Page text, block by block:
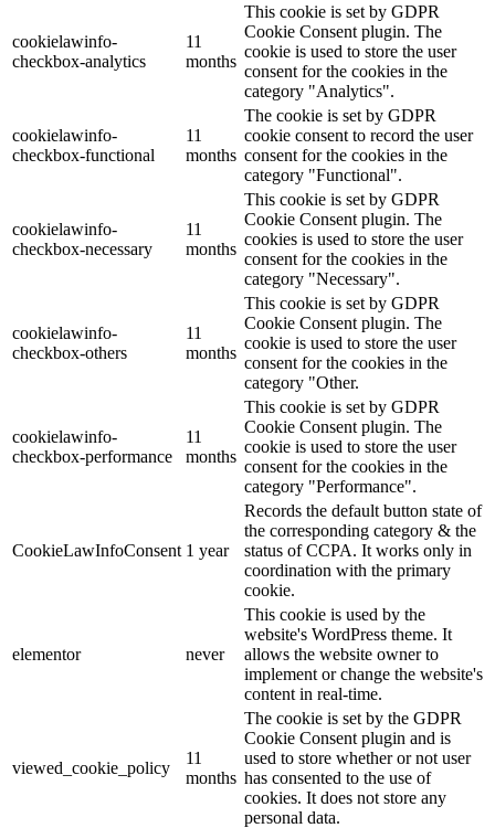
cookielawinfo-
checkbox-analytics
11
months
This cookie is set by GDPR
Cookie Consent plugin. The
cookie is used to store the user
consent for the cookies in the
category "Analytics".
cookielawinfo-
checkbox-functional
11
months
The cookie is set by GDPR
cookie consent to record the user
consent for the cookies in the
category "Functional".
cookielawinfo-
checkbox-necessary
11
months
This cookie is set by GDPR
Cookie Consent plugin. The
cookies is used to store the user
consent for the cookies in the
category "Necessary".
cookielawinfo-
checkbox-others
11
months
This cookie is set by GDPR
Cookie Consent plugin. The
cookie is used to store the user
consent for the cookies in the
category "Other.
cookielawinfo-
checkbox-performance
11
months
This cookie is set by GDPR
Cookie Consent plugin. The
cookie is used to store the user
consent for the cookies in the
category "Performance".
CookieLawInfoConsent 1 year
Records the default button state of
the corresponding category & the
status of CCPA. It works only in
coordination with the primary
cookie.
elementor never
This cookie is used by the
website's WordPress theme. It
allows the website owner to
implement or change the website's
content in real-time.
viewed_cookie_policy
11
months
The cookie is set by the GDPR
Cookie Consent plugin and is
used to store whether or not user
has consented to the use of
cookies. It does not store any
personal data.